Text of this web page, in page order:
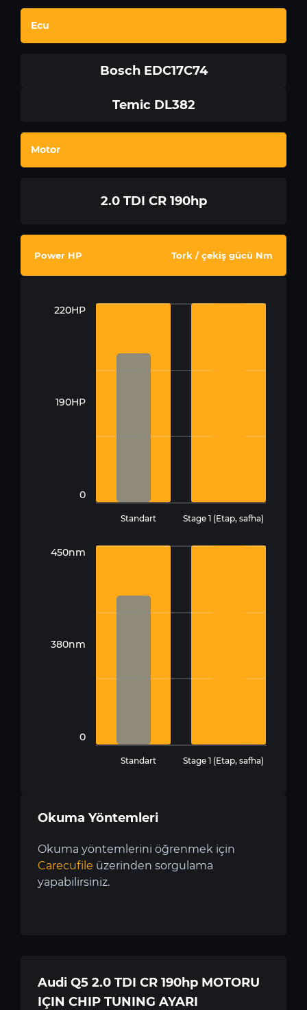
Ecu
Bosch EDC17C74
Temic DL382
Motor
2.0 TDI CR 190hp
Power HP Tork / çekiş gücü Nm
220HP
190HP
0
Standart Stage 1 (Etap, safha)
450nm
380nm
0
Standart Stage 1 (Etap, safha)
Okuma Yöntemleri
Okuma yöntemlerini öğrenmek için
Carecufile üzerinden sorgulama
yapabilirsiniz.
Audi Q5 2.0 TDI CR 190hp MOTORU
IÇIN CHIP TUNING AYARI